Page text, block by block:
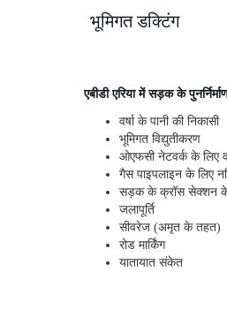
भूमिगत डक्टिंग
एबीडी एरिया में सड़क के
वर्षा के पानी की निकासी
भूमिगत विद्युतीकरण
ओएफसी नेटवर्क के लिए
गैस पाइपलाइन के लिए
सड़क के क्रॉस सेक्शन
जलापूर्ति
सीवरेज (अमृत के तहत)
रोड मार्किंग
यातायात संकेत